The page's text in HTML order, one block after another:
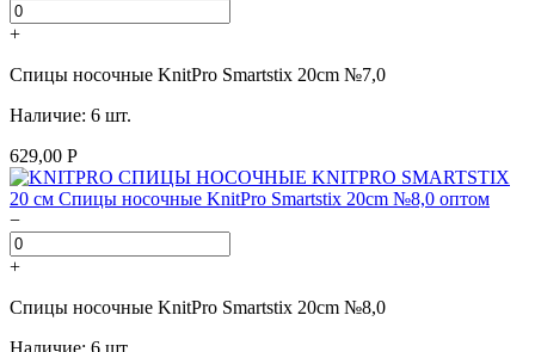
+
Спицы носочные KnitPro Smartstix 20cm №7,0
Наличие: 6 шт.
629,00 Р
−
+
Спицы носочные KnitPro Smartstix 20cm №8,0